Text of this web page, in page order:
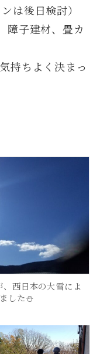
は後日検討）
障子建材、畳カ
持ちよく決まっ
、西日本の大雪によ
した⛄